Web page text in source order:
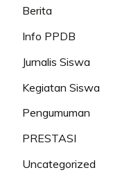
Berita
Info PPDB
Jurnalis Siswa
Kegiatan Siswa
Pengumuman
PRESTASI
Uncategorized